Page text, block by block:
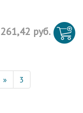
261,42 руб.
» 3